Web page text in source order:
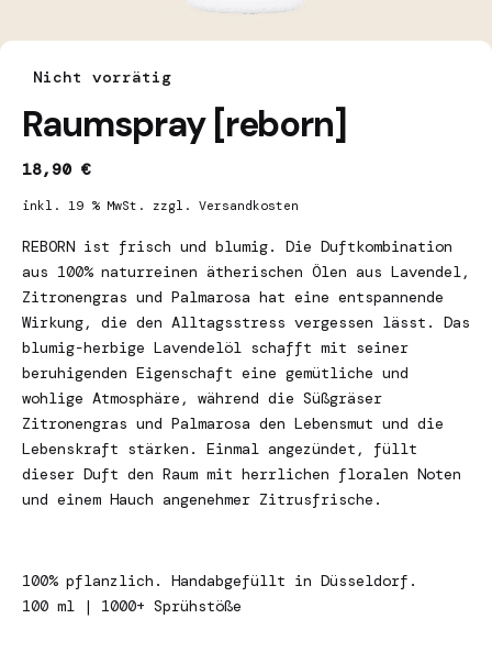
Nicht vorrätig
Raumspray [reborn]
18,90 €
inkl. 19 % MwSt. zzgl. Versandkosten
REBORN ist frisch und blumig. Die Duftkombination
aus 100% naturreinen ätherischen Ölen aus Lavendel,
Zitronengras und Palmarosa hat eine entspannende
Wirkung, die den Alltagsstress vergessen lässt. Das
blumig-herbige Lavendelöl schafft mit seiner
beruhigenden Eigenschaft eine gemütliche und
wohlige Atmosphäre, während die Süßgräser
Zitronengras und Palmarosa den Lebensmut und die
Lebenskraft stärken. Einmal angezündet, füllt
dieser Duft den Raum mit herrlichen floralen Noten
und einem Hauch angenehmer Zitrusfrische.
100% pflanzlich. Handabgefüllt in Düsseldorf.
100 ml | 1000+ Sprühstöße